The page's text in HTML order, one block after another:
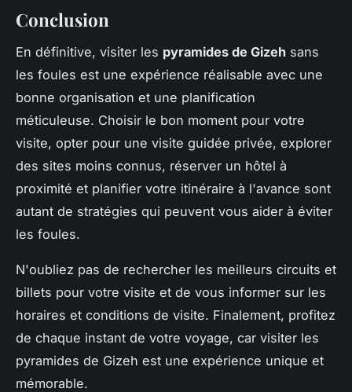
Conclusion
En définitive, visiter les pyramides de Gizeh sans
les foules est une expérience réalisable avec une
bonne organisation et une planification
méticuleuse. Choisir le bon moment pour votre
visite, opter pour une visite guidée privée, explorer
des sites moins connus, réserver un hôtel à
proximité et planifier votre itinéraire à l'avance sont
autant de stratégies qui peuvent vous aider à éviter
les foules.
N'oubliez pas de rechercher les meilleurs circuits et
billets pour votre visite et de vous informer sur les
horaires et conditions de visite. Finalement, profitez
de chaque instant de votre voyage, car visiter les
pyramides de Gizeh est une expérience unique et
mémorable.